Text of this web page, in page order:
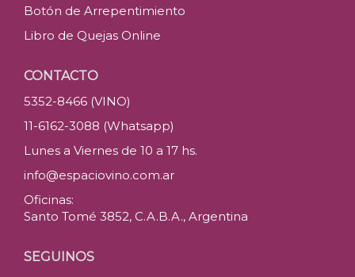
Botón de Arrepentimiento
Libro de Quejas Online
CONTACTO
5352-8466 (VINO)
11-6162-3088 (Whatsapp)
Lunes a Viernes de 10 a 17 hs.
info@espaciovino.com.ar
Oficinas:
Santo Tomé 3852, C.A.B.A., Argentina
SEGUINOS